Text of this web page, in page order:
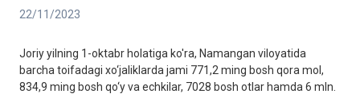
22/11/2023
Joriy yilning 1-oktabr holatiga ko'ra, Namangan viloyatida
barcha toifadagi xo‘jaliklarda jami 771,2 ming bosh qora mol,
834,9 ming bosh qo‘y va echkilar, 7028 bosh otlar hamda 6 mln.